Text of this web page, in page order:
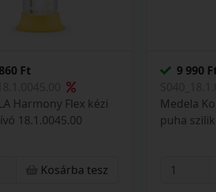
Ft
Harmony Flex kézi
18.1.0045.00
Kosárba tesz
9 990
Medela
puha